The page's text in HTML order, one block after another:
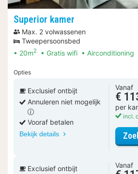
Superior kamer
Max. 2 volwassenen
Tweepersoonsbed
20m2 Gratis wifi Airconditioning
Opties
Exclusief ontbijt
Annuleren niet mogelijk
Vooraf betalen
Bekijk details
Vanaf
€
per
incl.
Exclusief ontbijt Vanaf